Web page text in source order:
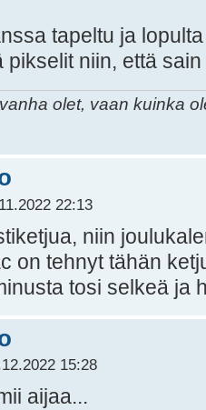
tapeltu ja
pikselit niin, että
olet, vaan kuinka
22:13
niin
on tehnyt tähän
tosi selkeä ja
15:28
aijaa...